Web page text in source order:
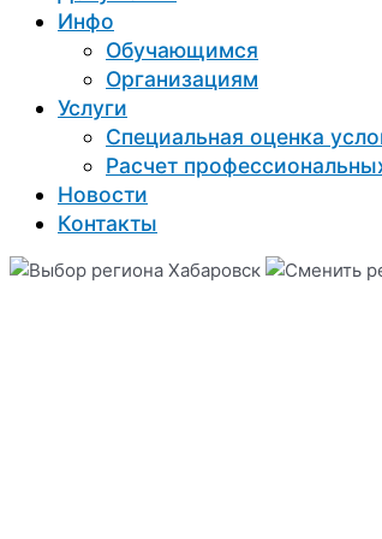
Инфо
Обучающимся
Организациям
Услуги
Специальная оценка
Расчет
Новости
Контакты
Хабаровск